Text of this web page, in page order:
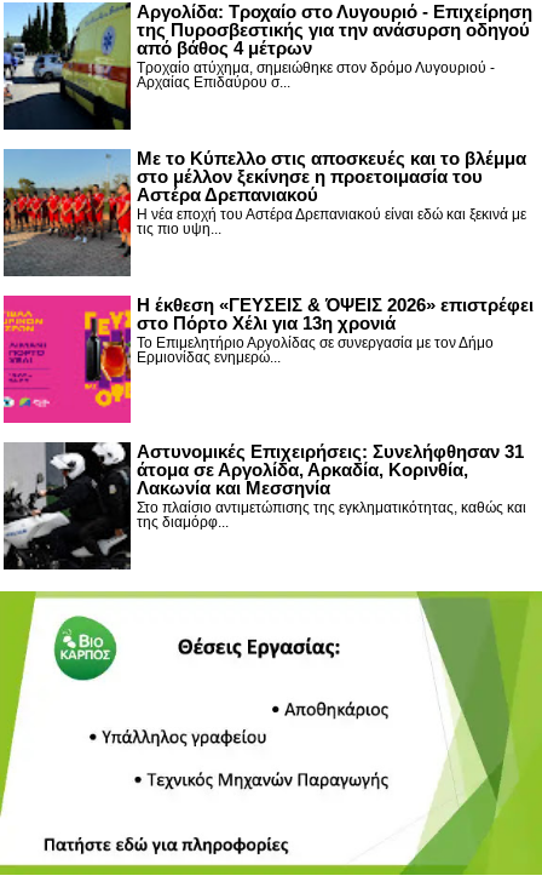
Αργολίδα: Τροχαίο στο Λυγουριό - Επιχείρηση
της Πυροσβεστικής για την ανάσυρση οδηγού
από βάθος 4 μέτρων
Τροχαίο ατύχημα, σημειώθηκε στον δρόμο Λυγουριού -
Αρχαίας Επιδαύρου σ...
Με το Κύπελλο στις αποσκευές και το βλέμμα
στο μέλλον ξεκίνησε η προετοιμασία του
Αστέρα Δρεπανιακού
Η νέα εποχή του Αστέρα Δρεπανιακού είναι εδώ και ξεκινά με
τις πιο υψη...
Η έκθεση «ΓΕΥΣΕΙΣ & ΌΨΕΙΣ 2026» επιστρέφει
στο Πόρτο Χέλι για 13η χρονιά
Το Επιμελητήριο Αργολίδας σε συνεργασία με τον Δήμο
Ερμιονίδας ενημερώ...
Αστυνομικές Επιχειρήσεις: Συνελήφθησαν 31
άτομα σε Αργολίδα, Αρκαδία, Κορινθία,
Λακωνία και Μεσσηνία
Στο πλαίσιο αντιμετώπισης της εγκληματικότητας, καθώς και
της διαμόρφ...